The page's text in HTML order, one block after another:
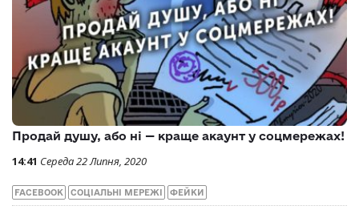
Продай душу, або ні — краще акаунт у соцмережах!
14:41 Середа 22 Липня, 2020
FACEBOOK СОЦІАЛЬНІ МЕРЕЖІ ФЕЙКИ